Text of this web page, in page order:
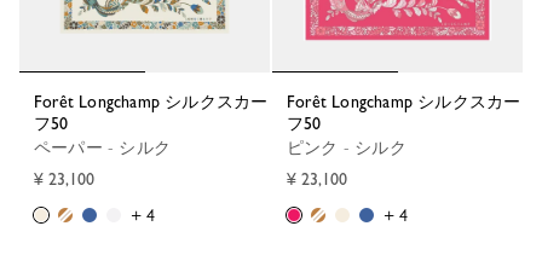
Forêt Longchamp シルクスカー
フ50
ペーパー - シルク
¥ 23,100
+ 4
Forêt Longchamp シルクスカー
フ50
ピンク - シルク
¥ 23,100
+ 4